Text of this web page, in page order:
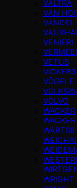
VALTRA
VAN
VANDEL
VENIERI
VETUS
VICKERS
VÖGELE
VOLVO
WACKER
WEICHAI
WRIGHT